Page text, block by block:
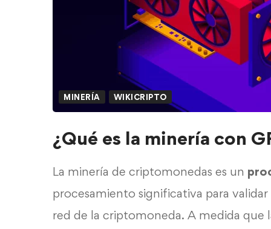
MINERÍA WIKICRIPTO
¿Qué es la minería con
La minería de criptomonedas es un
procesamiento significativa para
red de la criptomoneda. A medida que